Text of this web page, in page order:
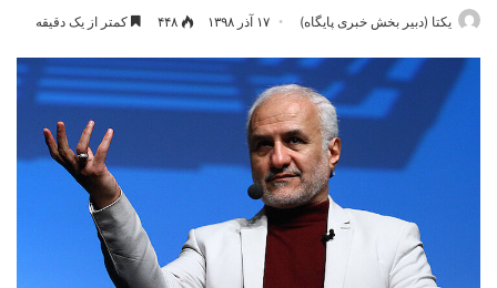
یکتا (دبیر بخش خبری پایگاه) ۱۷ آذر ۱۳۹۸ ۴۴۸ کمتر از یک دقیقه